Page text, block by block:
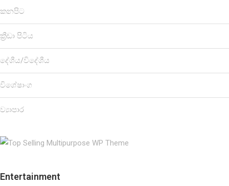
කනපිට
ක්‍රීඩා පිටිය
දේශීය/විදේශීය
විශේෂාංග
ව්‍යාපාර
Entertainment